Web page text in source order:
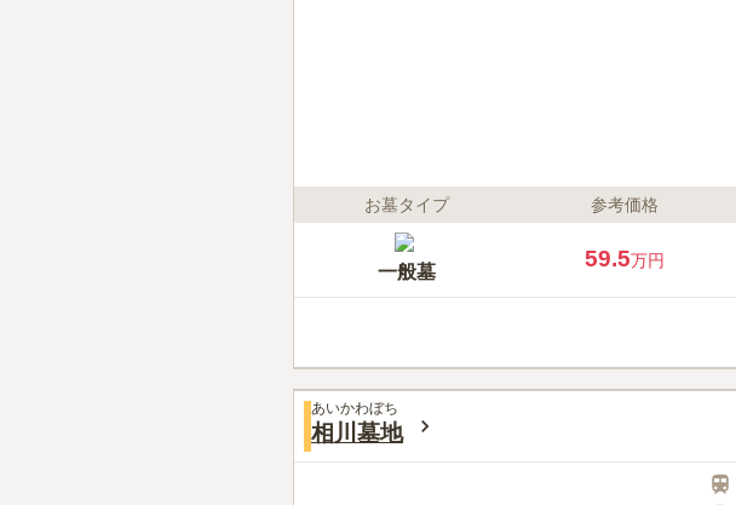
お墓タイプ 参考価格
一般墓
59.5万円
あいかわぼち
相川墓地